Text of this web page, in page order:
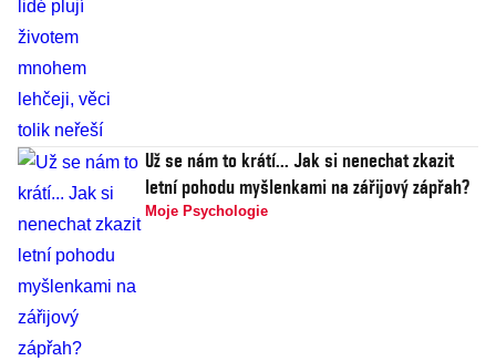
Už se nám to krátí... Jak si nenechat zkazit
letní pohodu myšlenkami na zářijový zápřah?
Moje Psychologie